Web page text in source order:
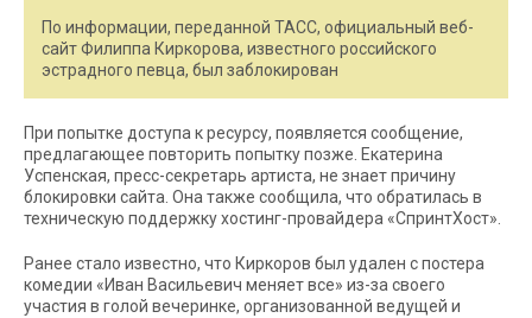
По информации, переданной ТАСС, официальный веб-
сайт Филиппа Киркорова, известного российского
эстрадного певца, был заблокирован
При попытке доступа к ресурсу, появляется сообщение,
предлагающее повторить попытку позже. Екатерина
Успенская, пресс-секретарь артиста, не знает причину
блокировки сайта. Она также сообщила, что обратилась в
техническую поддержку хостинг-провайдера «СпринтХост».
Ранее стало известно, что Киркоров был удален с постера
комедии «Иван Васильевич меняет все» из-за своего
участия в голой вечеринке, организованной ведущей и